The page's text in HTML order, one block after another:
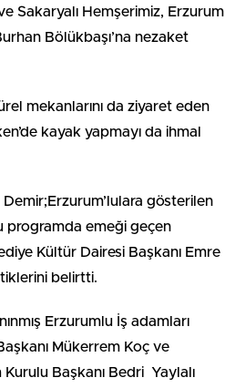
Sakaryalı Hemşerimiz, Erzurum
Bölükbaşı’na nezaket
mekanlarını da ziyaret eden
kayak yapmayı da ihmal
gösterilen
programda emeği geçen
Kültür Dairesi Başkanı Emre
belirtti.
Erzurumlu İş adamları
Mükerrem Koç ve
Başkanı Bedri Yaylalı